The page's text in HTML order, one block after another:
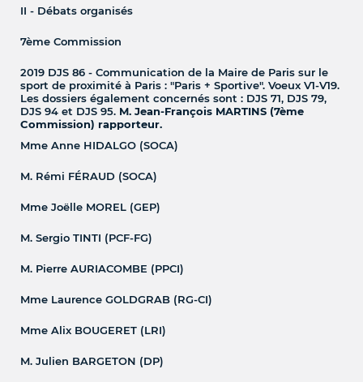
II - Débats organisés
7ème Commission
2019 DJS 86 - Communication de la Maire de Paris sur le
sport de proximité à Paris : "Paris + Sportive". Voeux V1-V19.
Les dossiers également concernés sont : DJS 71, DJS 79,
DJS 94 et DJS 95. M. Jean-François MARTINS (7ème
Commission) rapporteur.
Mme Anne HIDALGO (SOCA)
M. Rémi FÉRAUD (SOCA)
Mme Joëlle MOREL (GEP)
M. Sergio TINTI (PCF-FG)
M. Pierre AURIACOMBE (PPCI)
Mme Laurence GOLDGRAB (RG-CI)
Mme Alix BOUGERET (LRI)
M. Julien BARGETON (DP)